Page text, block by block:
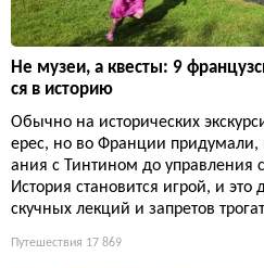
Не музеи, а квесты: 9
ся в историю
Обычно на исторических
ерес, но во Франции придумали,
ания с Тинтином до управления
История становится игрой, и это
скучных лекций и запретов
Путешествия 17 869